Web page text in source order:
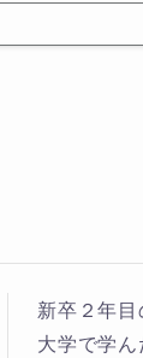
新卒２年目
大学で学